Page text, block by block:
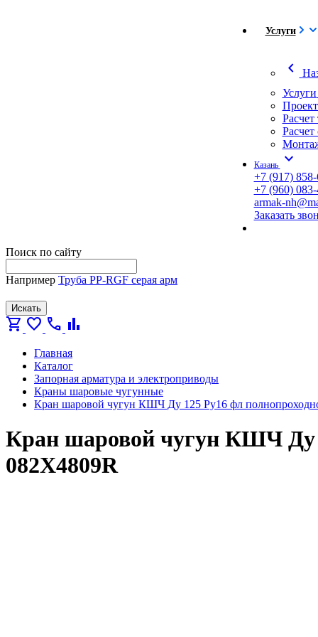
Услуги
chevron_left
Услуги
Казань expand_more
+7 (917)
+7 (960)
armak-
Заказать
Поиск по сайту
Например Труба PP-RGF серая арм
Искать
shopping_cart favorite call bar_chart
Главная
Каталог
Запорная арматура и электроприводы
Краны шаровые чугунные
Кран шаровой чугун КШЧ Ду 125 Ру16 фл
Кран шаровой чугун КШЧ Ду
082X4809R